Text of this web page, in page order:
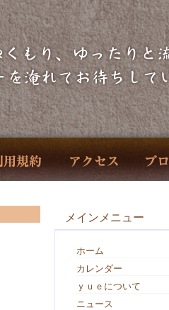
メインメニュー
ホーム
カレンダー
ｙｕｅについて
ニュース